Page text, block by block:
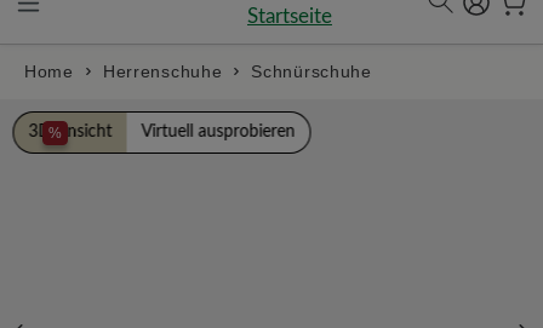
Home Herrenschuhe Schnürschuhe
%
Bildergalerie überspringen
3D Ansicht Virtuell ausprobieren